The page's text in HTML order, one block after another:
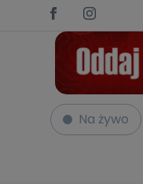
Na żywo